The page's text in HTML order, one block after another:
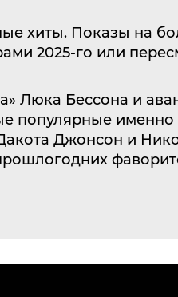
хиты. Показы на
2025-го или
Люка Бессона и
популярные
Джонсон и